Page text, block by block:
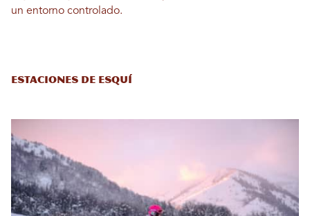
un entorno controlado.
Estaciones de esquí